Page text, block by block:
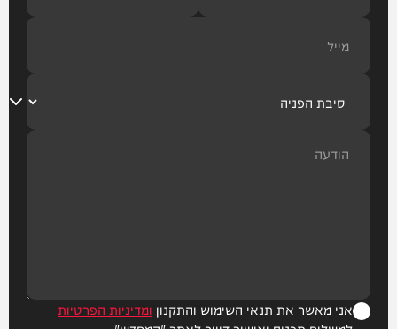
אני מאשר את תנאי השימוש והתקנון ומדיניות הפרטיות